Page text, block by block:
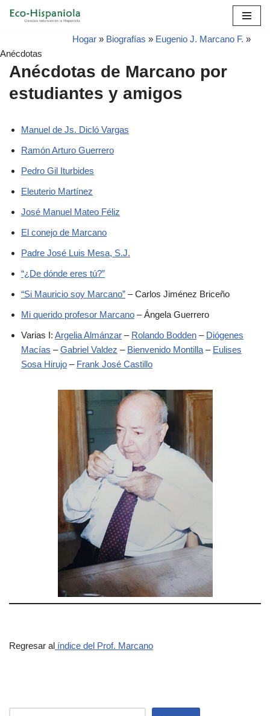
Hogar » Biografías » Eugenio J. Marcano F. »
Anécdotas
Anécdotas de Marcano por
estudiantes y amigos
Manuel de Js. Dicló Vargas
Ramón Arturo Guerrero
Pedro Gil Iturbides
Eleuterio Martínez
José Manuel Mateo Féliz
El conejo de Marcano
Padre José Luis Mesa, S.J.
“¿De dónde eres tú?”
“Si Mauricio soy Marcano” – Carlos Jiménez Briceño
Mi querido profesor Marcano – Ángela Guerrero
Varias I: Argelia Almánzar – Rolando Bodden – Diógenes
Macías –Gabriel Valdez – Bienvenido Montilla – Eulises
Sosa Hirujo – Frank José Castillo
Regresar al índice del Prof. Marcano